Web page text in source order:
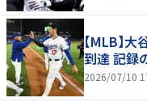
【MLB】
到達 記録
2026/07/10